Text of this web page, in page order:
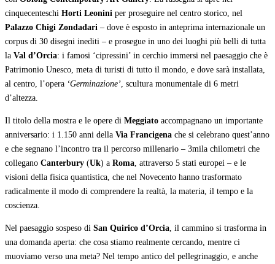
cinquecenteschi Horti Leonini per proseguire nel centro storico, nel
Palazzo Chigi Zondadari – dove è esposto in anteprima internazionale un
corpus di 30 disegni inediti – e prosegue in uno dei luoghi più belli di tutta
la Val d’Orcia: i famosi ‘cipressini’ in cerchio immersi nel paesaggio che è
Patrimonio Unesco, meta di turisti di tutto il mondo, e dove sarà installata,
al centro, l’opera ‘Germinazione’, scultura monumentale di 6 metri
d’altezza.
Il titolo della mostra e le opere di Meggiato accompagnano un importante
anniversario: i 1.150 anni della Via Francigena che si celebrano quest’anno
e che segnano l’incontro tra il percorso millenario – 3mila chilometri che
collegano Canterbury (Uk) a Roma, attraverso 5 stati europei – e le
visioni della fisica quantistica, che nel Novecento hanno trasformato
radicalmente il modo di comprendere la realtà, la materia, il tempo e la
coscienza.
Nel paesaggio sospeso di San Quirico d’Orcia, il cammino si trasforma in
una domanda aperta: che cosa stiamo realmente cercando, mentre ci
muoviamo verso una meta? Nel tempo antico del pellegrinaggio, e anche